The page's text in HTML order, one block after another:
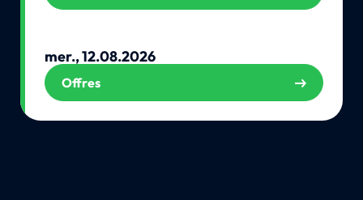
mer., 12.08.2026
Offres